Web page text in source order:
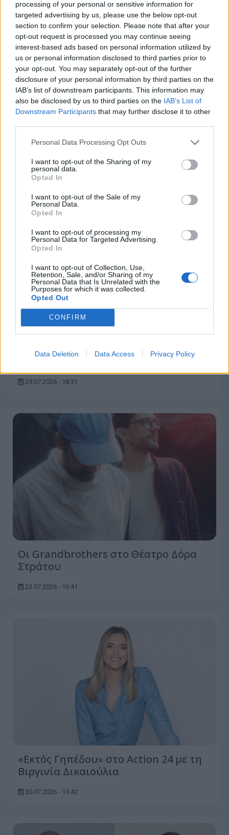
processing of your personal or sensitive information for
targeted advertising by us, please use the below opt-out
section to confirm your selection. Please note that after your
opt-out request is processed you may continue seeing
interest-based ads based on personal information utilized by
us or personal information disclosed to third parties prior to
your opt-out. You may separately opt-out of the further
disclosure of your personal information by third parties on the
IAB’s list of downstream participants. This information may
also be disclosed by us to third parties on the IAB’s List of
Downstream Participants that may further disclose it to other
Personal Data Processing Opt Outs
I want to opt-out of the Sharing of my
personal data.
Opted In
I want to opt-out of the Sale of my
Personal Data.
Opted In
I want to opt-out of processing my
Personal Data for Targeted Advertising.
Opted In
I want to opt-out of Collection, Use,
Retention, Sale, and/or Sharing of my
Personal Data that Is Unrelated with the
Purposes for which it was collected.
Opted Out
CONFIRM
Data Deletion Data Access Privacy Policy
συχνοτήτων ραδιοφώνων στην
Αττική
03.08.2026 - 11:15
Στεκόμαστε στο πλευρό του Μανώλη
Μητσιά και κάθε ερμηνευτή
29.07.2026 - 18:31
Οι Grandbrothers στο Θέατρο Δόρα
Στράτου
23.07.2026 - 16:41
«Εκτός Γηπέδου» στο Action 24 με τη
Βιργινία Δικαιούλια
30.07.2026 - 15:42